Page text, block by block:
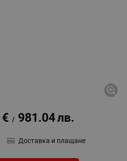
€ / 981.04лв.
Доставка и плащане